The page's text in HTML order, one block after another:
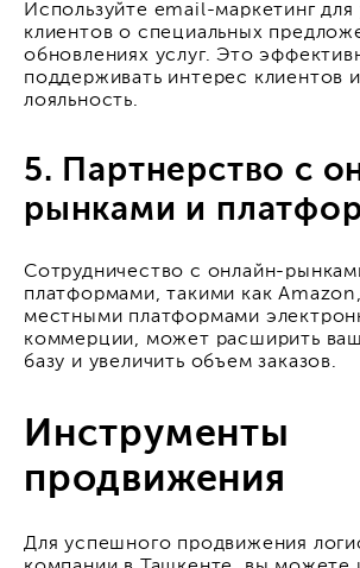
Используйте email-маркетинг для
клиентов о специальных
обновлениях услуг. Это
поддерживать интерес клиентов
лояльность.
5. Партнерство с
рынками и
Сотрудничество с онлайн-
платформами, такими как
местными платформами
коммерции, может расширить
базу и увеличить объем заказов.
Инструменты
продвижения
Для успешного продвижения